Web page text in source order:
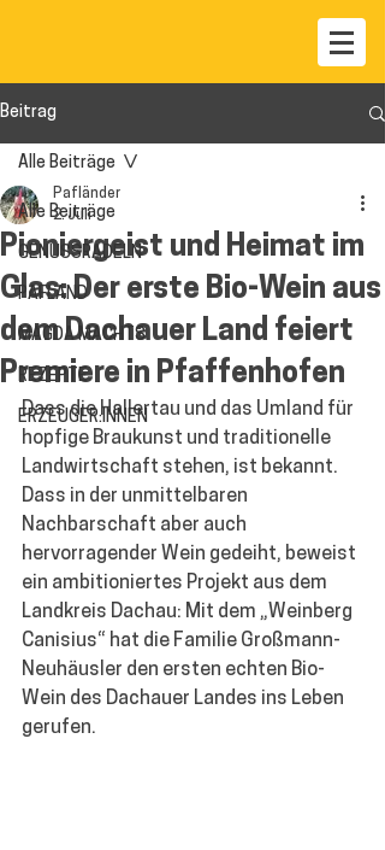
Beitrag
Alle Beiträge
GENUSSRADELN
PAFLAND
MAGDA MACHTS
REZEPTE
ERZEUGER:INNEN
Alle Beiträge
Pioniergeist und Heimat im
Glas: Der erste Bio-Wein aus
dem Dachauer Land feiert
Premiere in Pfaffenhofen
Pafländer
2. Juli
Dass die Hallertau und das Umland für
hopfige Braukunst und traditionelle
Landwirtschaft stehen, ist bekannt.
Dass in der unmittelbaren
Nachbarschaft aber auch
hervorragender Wein gedeiht, beweist
ein ambitioniertes Projekt aus dem
Landkreis Dachau: Mit dem „Weinberg
Canisius“ hat die Familie Großmann-
Neuhäusler den ersten echten Bio-
Wein des Dachauer Landes ins Leben
gerufen.